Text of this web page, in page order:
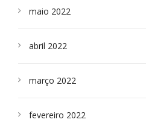
maio 2022
abril 2022
março 2022
fevereiro 2022